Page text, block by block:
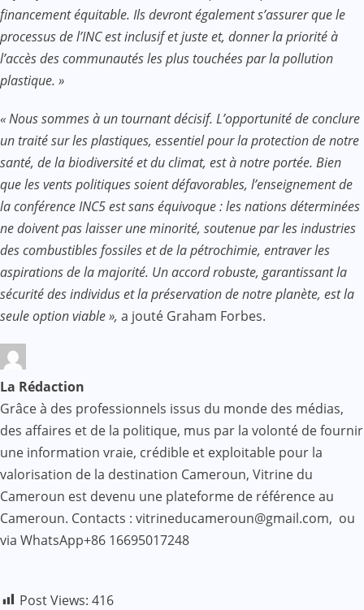
financement équitable. Ils devront également s’assurer que le
processus de l’INC est inclusif et juste et, donner la priorité à
l’accès des communautés les plus touchées par la pollution
plastique. »
« Nous sommes à un tournant décisif. L’opportunité de conclure
un traité sur les plastiques, essentiel pour la protection de notre
santé, de la biodiversité et du climat, est à notre portée. Bien
que les vents politiques soient défavorables, l’enseignement de
la conférence INC5 est sans équivoque : les nations déterminées
ne doivent pas laisser une minorité, soutenue par les industries
des combustibles fossiles et de la pétrochimie, entraver les
aspirations de la majorité. Un accord robuste, garantissant la
sécurité des individus et la préservation de notre planète, est la
seule option viable », a jouté Graham Forbes.
La Rédaction
Grâce à des professionnels issus du monde des médias,
des affaires et de la politique, mus par la volonté de fournir
une information vraie, crédible et exploitable pour la
valorisation de la destination Cameroun, Vitrine du
Cameroun est devenu une plateforme de référence au
Cameroun. Contacts : vitrineducameroun@gmail.com, ou
via WhatsApp+86 16695017248
Post Views: 416